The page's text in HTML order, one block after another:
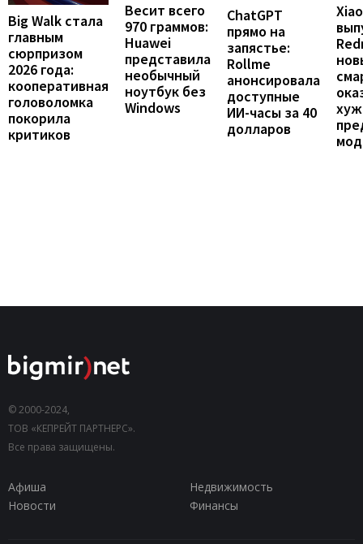
Big Walk стала
главным
сюрпризом
2026 года:
кооперативная
головоломка
покорила
критиков
Весит всего
970 граммов:
Huawei
представила
необычный
ноутбук без
Windows
ChatGPT
прямо на
запястье:
Rollme
анонсировала
доступные
ИИ-часы за 40
долларов
© 2000-2024,
ТОВ «КЕПРЕЙТ ПАРТНЕРС».
Все права защищены.
Афиша
Недвижимость
Новости
Финансы